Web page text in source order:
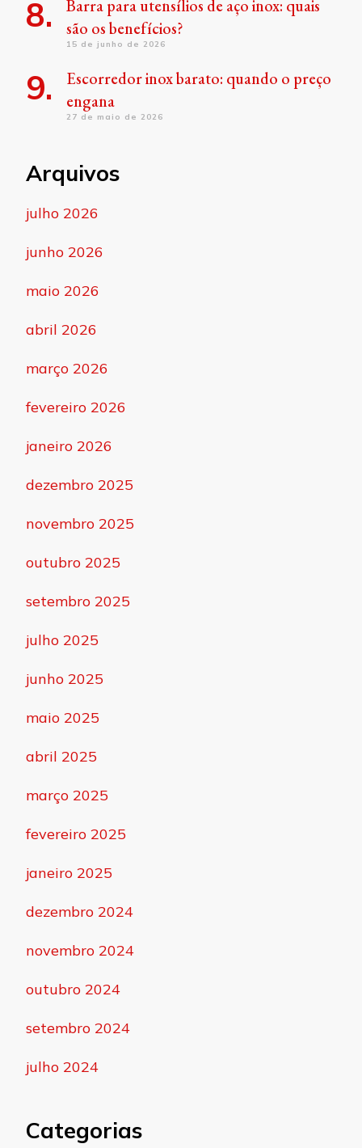
Barra para utensílios de aço inox: quais
são os benefícios?
15 de junho de 2026
Escorredor inox barato: quando o preço
engana
27 de maio de 2026
Arquivos
julho 2026
junho 2026
maio 2026
abril 2026
março 2026
fevereiro 2026
janeiro 2026
dezembro 2025
novembro 2025
outubro 2025
setembro 2025
julho 2025
junho 2025
maio 2025
abril 2025
março 2025
fevereiro 2025
janeiro 2025
dezembro 2024
novembro 2024
outubro 2024
setembro 2024
julho 2024
Categorias